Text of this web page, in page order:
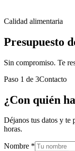
Calidad alimentaria
Presupuesto
Sin compromiso. Te
Paso 1 de 3Contacto
¿Con quién
Déjanos tus datos y te
horas.
Nombre *